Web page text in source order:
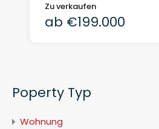
Zu verkaufen
ab €199.000
Poperty Typ
Wohnung